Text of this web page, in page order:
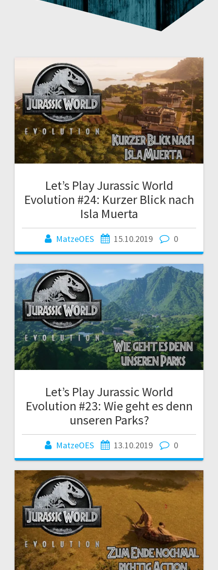
Let’s Play Jurassic World
Evolution #24: Kurzer Blick nach
Isla Muerta
MatzeOES 15.10.2019 0
Let’s Play Jurassic World
Evolution #23: Wie geht es denn
unseren Parks?
MatzeOES 13.10.2019 0